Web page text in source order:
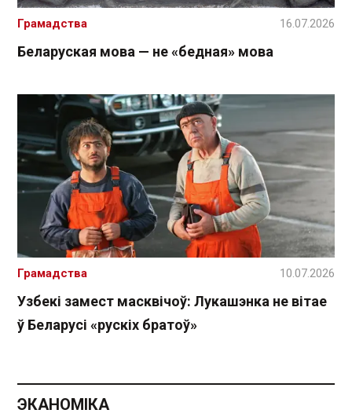
Беларуская мова — не «бедная» мова
Грамадства 16.07.2026
Узбекі замест масквічоў: Лукашэнка не вітае
ў Беларусі «рускіх братоў»
Грамадства 10.07.2026
ЭКАНОМІКА